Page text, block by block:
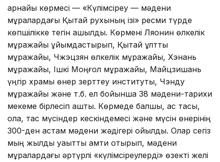
арнайы көрмесі — «Күлімсіреу — мәдени
мұралардағы Қытай рухының ізі» ресми түрде
көпшілікке тегін ашылды. Көрмені Ляонин өлкелік
мұражайы ұйымдастырып, Қытай ұлттық
мұражайы, Чжэцзян өлкелік мұражайы, Хэнань
мұражайы, Ішкі Моңғол мұражайы, Майцзишань
үңгір храмы өнер зерттеу институты, Чэнду
мұражайы және т.б. ел бойынша 38 мәдени-тарихи
мекеме бірлесіп ашты. Көрмеде балшық, қас тасы,
қола, тас мүсіндер кескіндемесі және мүсін өнерінің
300-ден астам мәдени жәдігері қойылды. Олар сегіз
мың жылдық уақытты қамти отырып, мәдени
мұралардағы әртүрлі «күлімсіреулерді» өзекті желі